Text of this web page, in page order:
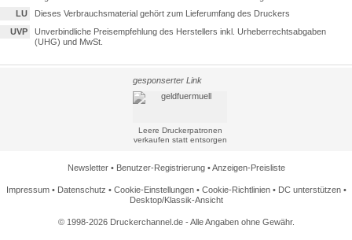
LU
Dieses Verbrauchsmaterial gehört zum Lieferumfang des Druckers
UVP
Unverbindliche Preisempfehlung des Herstellers inkl. Urheberrechtsabgaben
(UHG) und MwSt.
gesponserter Link
Leere Druckerpatronen
verkaufen statt entsorgen
Newsletter• Benutzer-Registrierung•Anzeigen-Preisliste
Impressum• Datenschutz • Cookie-Einstellungen• Cookie-Richtlinien• DC unterstützen•
Desktop/Klassik-Ansicht
© 1998-2026 Druckerchannel.de - Alle Angaben ohne Gewähr.